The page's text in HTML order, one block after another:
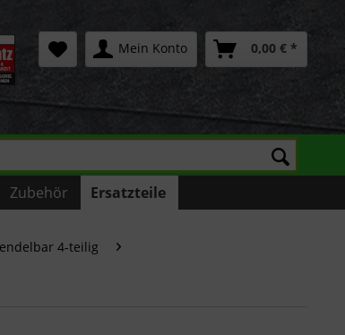
Mein Konto 0,00 € *
Zubehör Ersatzteile
4-teilig